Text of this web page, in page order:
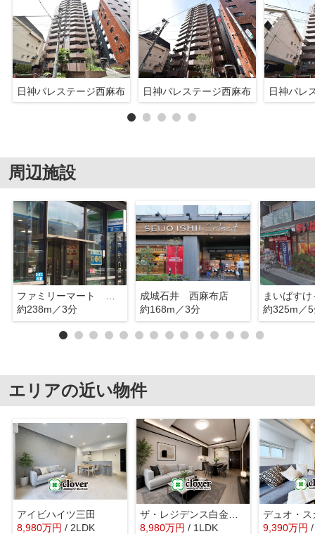
日神パレステージ西麻布 日神パレステージ西麻布 日神パレ
周辺施設
ファミリーマート 西麻布三丁目店
約238m／3分
成城石井 西麻布店
約168m／3分
約325m／
エリアの近い物件
アイビハイツ三田
8,980万円 / 2LDK
8,980万円 / 1LDK 9,390万円